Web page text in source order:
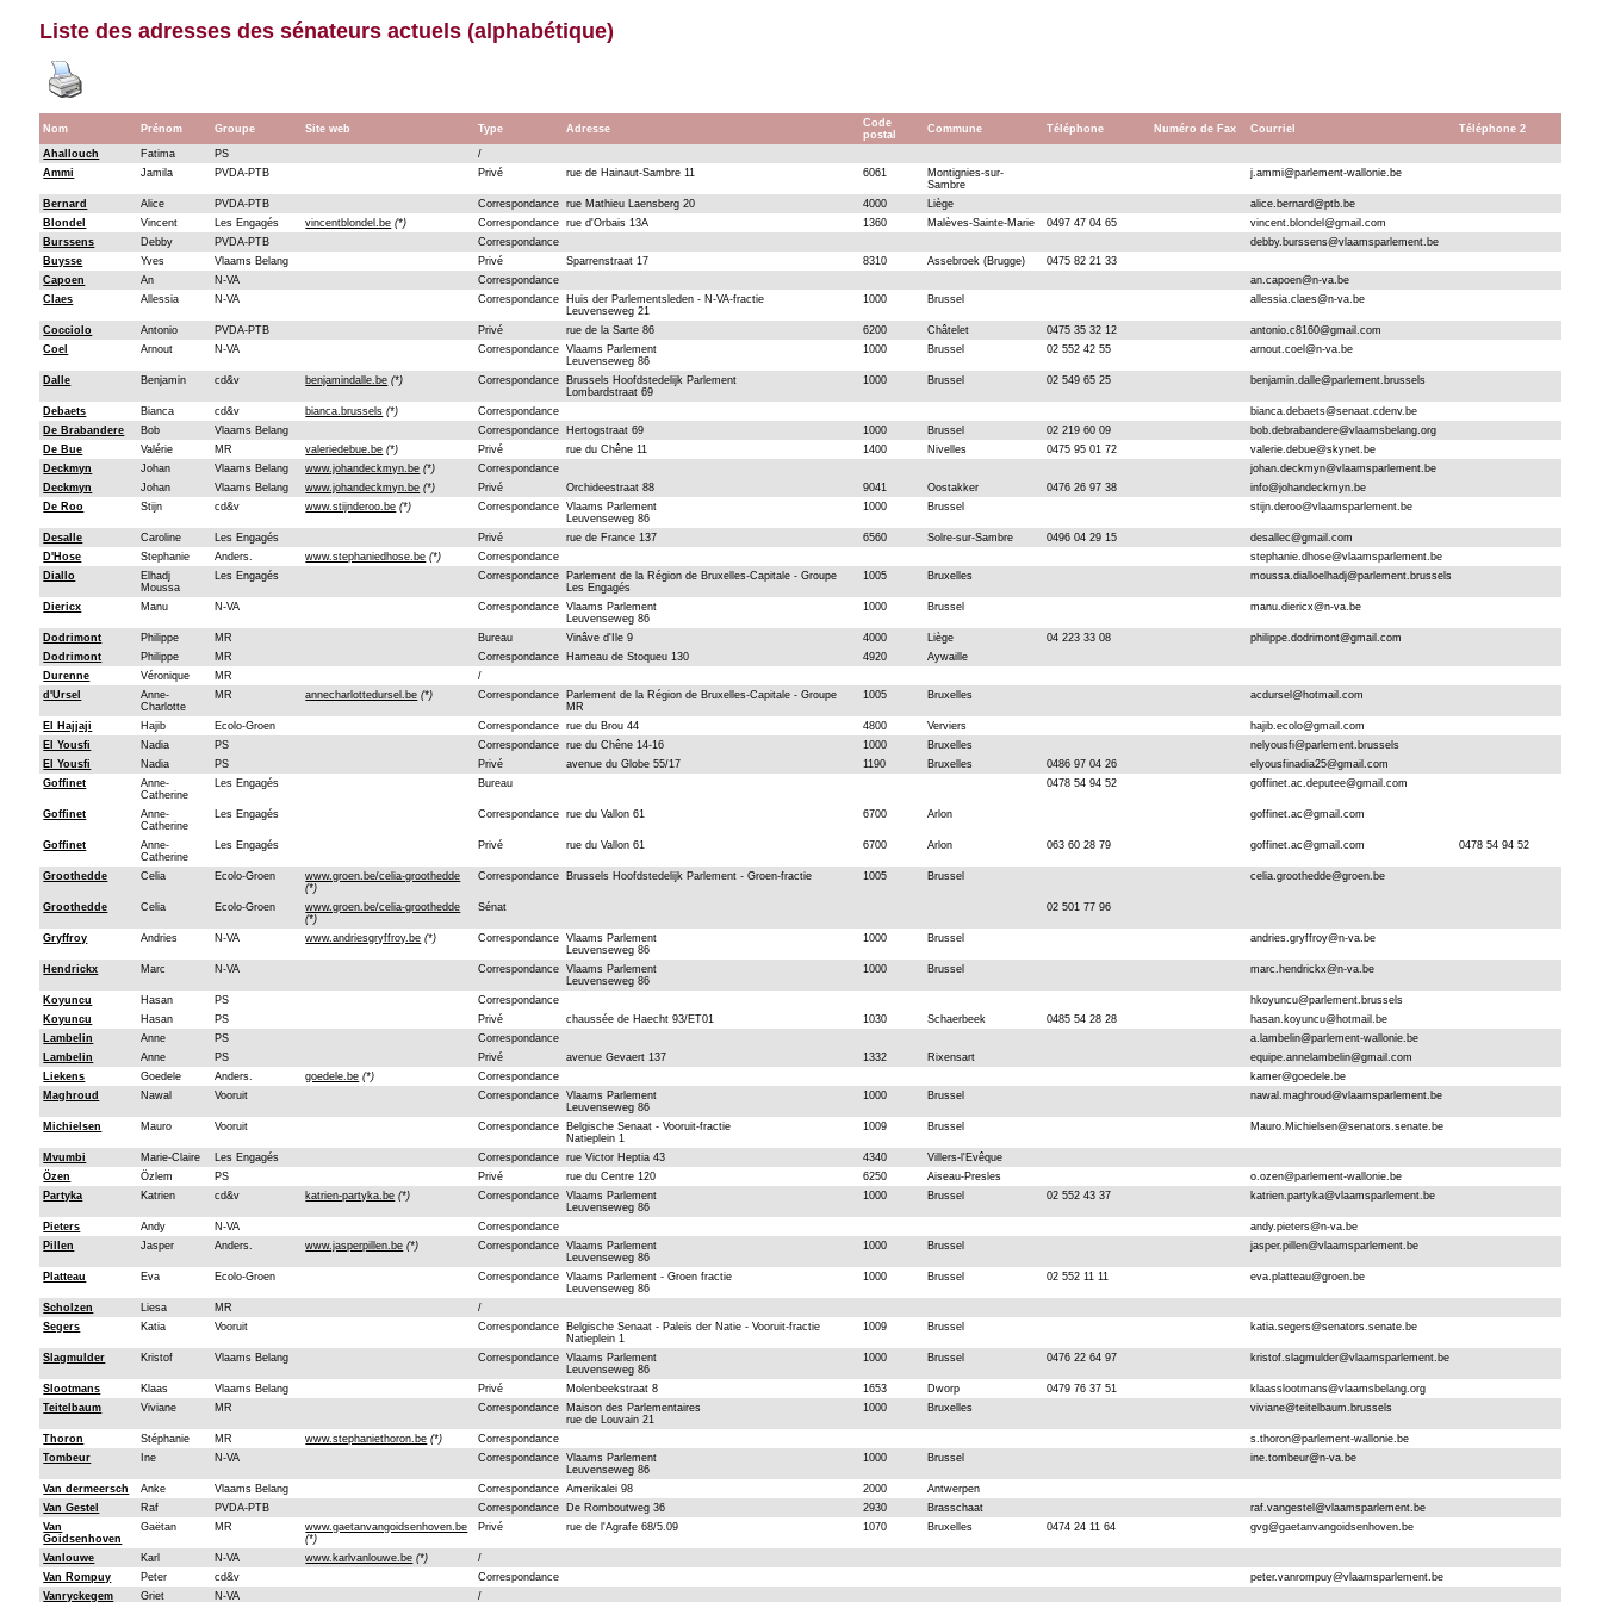
Liste des adresses des sénateurs actuels (alphabétique)
Nom Prénom Groupe Site web Type Adresse
Code
postal
Commune Téléphone Numéro de Fax Courriel Téléphone 2
Ahallouch Fatima PS
/
Ammi
Jamila PVDA-PTB Privé rue de Hainaut-Sambre 11 6061
Montignies-sur-
Sambre
j.ammi@parlement-wallonie.be
Bernard Alice PVDA-PTB Correspondance rue Mathieu Laensberg 20 4000 Liège
alice.bernard@ptb.be
Blondel
Vincent Les Engagés vincentblondel.be (*) Correspondance rue d'Orbais 13A 1360 Malèves-Sainte-Marie 0497 47 04 65
vincent.blondel@gmail.com
Burssens
Debby PVDA-PTB Correspondance
debby.burssens@vlaamsparlement.be
Buysse
Yves Vlaams Belang Privé Sparrenstraat 17 8310 Assebroek (Brugge)
0475 82 21 33
Capoen
An N-VA Correspondance
an.capoen@n-va.be
Claes
Allessia N-VA Correspondance
Huis der Parlementsleden - N-VA-fractie
Leuvenseweg 21
1000 Brussel allessia.claes@n-va.be
Cocciolo Antonio PVDA-PTB Privé rue de la Sarte 86 6200 Châtelet 0475 35 32 12
antonio.c8160@gmail.com
Coel
Arnout N-VA Correspondance
Vlaams Parlement
Leuvenseweg 86
1000 Brussel 02 552 42 55 arnout.coel@n-va.be
Dalle Benjamin cd&v benjamindalle.be (*) Correspondance
Brussels Hoofdstedelijk Parlement
Lombardstraat 69
1000 Brussel 02 549 65 25 benjamin.dalle@parlement.brussels
Debaets Bianca cd&v bianca.brussels (*) Correspondance
bianca.debaets@senaat.cdenv.be
De Brabandere
Bob Vlaams Belang Correspondance Hertogstraat 69 1000 Brussel 02 219 60 09
bob.debrabandere@vlaamsbelang.org
De Bue
Valérie MR valeriedebue.be (*) Privé rue du Chêne 11 1400 Nivelles 0475 95 01 72
valerie.debue@skynet.be
Deckmyn
Johan Vlaams Belang www.johandeckmyn.be (*) Correspondance
johan.deckmyn@vlaamsparlement.be
Deckmyn
Johan Vlaams Belang www.johandeckmyn.be (*) Privé Orchideestraat 88 9041 Oostakker 0476 26 97 38
info@johandeckmyn.be
De Roo
Stijn cd&v www.stijnderoo.be (*) Correspondance
Vlaams Parlement
Leuvenseweg 86
1000 Brussel stijn.deroo@vlaamsparlement.be
Desalle Caroline Les Engagés Privé rue de France 137 6560 Solre-sur-Sambre 0496 04 29 15
desallec@gmail.com
D'Hose
Stephanie Anders. www.stephaniedhose.be (*) Correspondance
stephanie.dhose@vlaamsparlement.be
Diallo
Elhadj
Moussa
Les Engagés Correspondance
Parlement de la Région de Bruxelles-Capitale - Groupe
Les Engagés
1005 Bruxelles moussa.dialloelhadj@parlement.brussels
Diericx Manu N-VA Correspondance
Vlaams Parlement
Leuvenseweg 86
1000 Brussel manu.diericx@n-va.be
Dodrimont Philippe MR Bureau Vinâve d'Ile 9 4000 Liège 04 223 33 08
philippe.dodrimont@gmail.com
Dodrimont
Philippe MR Correspondance Hameau de Stoqueu 130 4920
Aywaille
Durenne
Véronique MR
/
d'Ursel
Anne-
Charlotte
MR annecharlottedursel.be (*) Correspondance
Parlement de la Région de Bruxelles-Capitale - Groupe
MR
1005 Bruxelles acdursel@hotmail.com
El Hajjaji Hajib Ecolo-Groen Correspondance rue du Brou 44 4800 Verviers
hajib.ecolo@gmail.com
El Yousfi
Nadia PS Correspondance rue du Chêne 14-16 1000 Bruxelles
nelyousfi@parlement.brussels
El Yousfi
Nadia PS Privé avenue du Globe 55/17 1190 Bruxelles 0486 97 04 26
elyousfinadia25@gmail.com
Goffinet
Anne-
Catherine
Les Engagés Bureau 0478 54 94 52 goffinet.ac.deputee@gmail.com
Goffinet
Anne-
Catherine
Les Engagés Correspondance rue du Vallon 61 6700 Arlon goffinet.ac@gmail.com
Goffinet
Anne-
Catherine
Les Engagés Privé rue du Vallon 61 6700 Arlon 063 60 28 79 goffinet.ac@gmail.com 0478 54 94 52
Groothedde Celia Ecolo-Groen
www.groen.be/celia-groothedde
(*)
Correspondance Brussels Hoofdstedelijk Parlement - Groen-fractie 1005 Brussel celia.groothedde@groen.be
Groothedde Celia Ecolo-Groen
www.groen.be/celia-groothedde
(*)
Sénat 02 501 77 96
Gryffroy Andries N-VA www.andriesgryffroy.be (*) Correspondance
Vlaams Parlement
Leuvenseweg 86
1000 Brussel andries.gryffroy@n-va.be
Hendrickx Marc N-VA Correspondance
Vlaams Parlement
Leuvenseweg 86
1000 Brussel marc.hendrickx@n-va.be
Koyuncu Hasan PS Correspondance
hkoyuncu@parlement.brussels
Koyuncu
Hasan PS Privé chaussée de Haecht 93/ET01 1030 Schaerbeek 0485 54 28 28
hasan.koyuncu@hotmail.be
Lambelin
Anne PS Correspondance
a.lambelin@parlement-wallonie.be
Lambelin
Anne PS Privé avenue Gevaert 137 1332 Rixensart
equipe.annelambelin@gmail.com
Liekens
Goedele Anders. goedele.be (*) Correspondance
kamer@goedele.be
Maghroud
Nawal Vooruit Correspondance
Vlaams Parlement
Leuvenseweg 86
1000 Brussel nawal.maghroud@vlaamsparlement.be
Michielsen Mauro Vooruit Correspondance
Belgische Senaat - Vooruit-fractie
Natieplein 1
1009 Brussel Mauro.Michielsen@senators.senate.be
Mvumbi Marie-Claire Les Engagés Correspondance rue Victor Heptia 43 4340
Villers-l'Evêque
Özen
Özlem PS Privé rue du Centre 120 6250 Aiseau-Presles
o.ozen@parlement-wallonie.be
Partyka
Katrien cd&v katrien-partyka.be (*) Correspondance
Vlaams Parlement
Leuvenseweg 86
1000 Brussel 02 552 43 37 katrien.partyka@vlaamsparlement.be
Pieters Andy N-VA Correspondance
andy.pieters@n-va.be
Pillen
Jasper Anders. www.jasperpillen.be (*) Correspondance
Vlaams Parlement
Leuvenseweg 86
1000 Brussel jasper.pillen@vlaamsparlement.be
Platteau Eva Ecolo-Groen Correspondance
Vlaams Parlement - Groen fractie
Leuvenseweg 86
1000 Brussel 02 552 11 11 eva.platteau@groen.be
Scholzen Liesa MR
/
Segers
Katia Vooruit Correspondance
Belgische Senaat - Paleis der Natie - Vooruit-fractie
Natieplein 1
1009 Brussel katia.segers@senators.senate.be
Slagmulder Kristof Vlaams Belang Correspondance
Vlaams Parlement
Leuvenseweg 86
1000 Brussel 0476 22 64 97 kristof.slagmulder@vlaamsparlement.be
Slootmans Klaas Vlaams Belang Privé Molenbeekstraat 8 1653 Dworp 0479 76 37 51
klaasslootmans@vlaamsbelang.org
Teitelbaum
Viviane MR Correspondance
Maison des Parlementaires
rue de Louvain 21
1000 Bruxelles viviane@teitelbaum.brussels
Thoron Stéphanie MR www.stephaniethoron.be (*) Correspondance
s.thoron@parlement-wallonie.be
Tombeur
Ine N-VA Correspondance
Vlaams Parlement
Leuvenseweg 86
1000 Brussel ine.tombeur@n-va.be
Van dermeersch Anke Vlaams Belang Correspondance Amerikalei 98 2000
Antwerpen
Van Gestel
Raf PVDA-PTB Correspondance De Romboutweg 36 2930 Brasschaat
raf.vangestel@vlaamsparlement.be
Van
Goidsenhoven
Gaëtan MR
www.gaetanvangoidsenhoven.be
(*)
Privé rue de l'Agrafe 68/5.09 1070 Bruxelles 0474 24 11 64 gvg@gaetanvangoidsenhoven.be
Vanlouwe Karl N-VA www.karlvanlouwe.be (*)
/
Van Rompuy
Peter cd&v Correspondance
peter.vanrompuy@vlaamsparlement.be
Vanryckegem
Griet N-VA /